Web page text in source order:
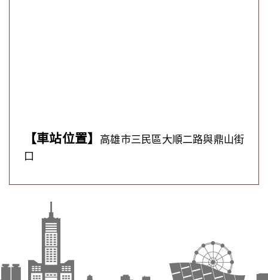
【車站位置】
高雄市三民區大順二路與鼎山街
口